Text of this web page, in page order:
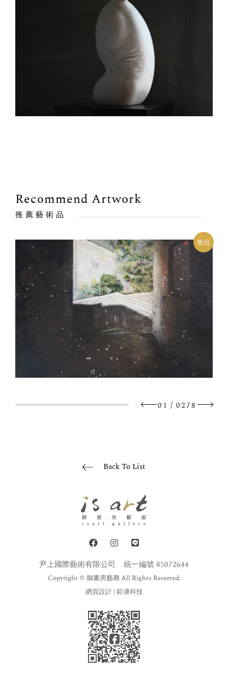
Recommend Artwork
推薦藝術品
售出
01 / 0278
Back To List
尹上國際藝術有限公司 統一編號 85072644
Copyright © 御書房藝廊 All Rights Reserved.
網頁設計| 鉅潞科技